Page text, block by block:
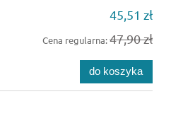
45,51 zł
Cena regularna:47,90 zł
do koszyka